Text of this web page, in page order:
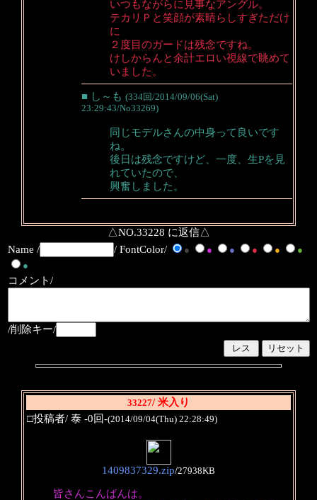
いつもながらに見事なアングル。
テカリＰと笑顔が素晴らしすぎただけ
に
２度目のガードは残念ですね。
けしからんと余計エロい視線で眺めて
いました。
■ し～も (334回/2014/09/06(Sat)
23:29:43/No33269)
同じモデルさんの中身って良いです
ね。
後日は残念ですけど、一度、生Pを見
れていたので、
興奮しました。
△NO.33228 に返信△
Name /
/ FontColor/ ● ● ● ● ●
●
●
コメント/
/削除キー/
33227/ 米入り
□投稿者/ 泰 -0回-(2014/09/04(Thu) 22:28:49)
1409837329.zip/27938KB
皆さんこんばんは。